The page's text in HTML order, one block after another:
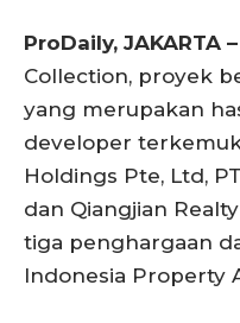
ProDaily, JAKARTA –
Collection, proyek
yang merupakan
developer
Holdings Pte, Ltd,
dan Qiangjian
tiga penghargaan
Indonesia Property